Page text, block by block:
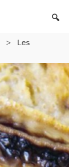
🔍
>
Les